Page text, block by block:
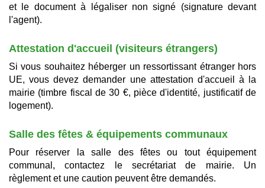
et le document à légaliser non signé (signature devant
l'agent).
Attestation d'accueil (visiteurs étrangers)
Si vous souhaitez héberger un ressortissant étranger hors
UE, vous devez demander une attestation d'accueil à la
mairie (timbre fiscal de 30 €, pièce d'identité, justificatif de
logement).
Salle des fêtes & équipements communaux
Pour réserver la salle des fêtes ou tout équipement
communal, contactez le secrétariat de mairie. Un
règlement et une caution peuvent être demandés.